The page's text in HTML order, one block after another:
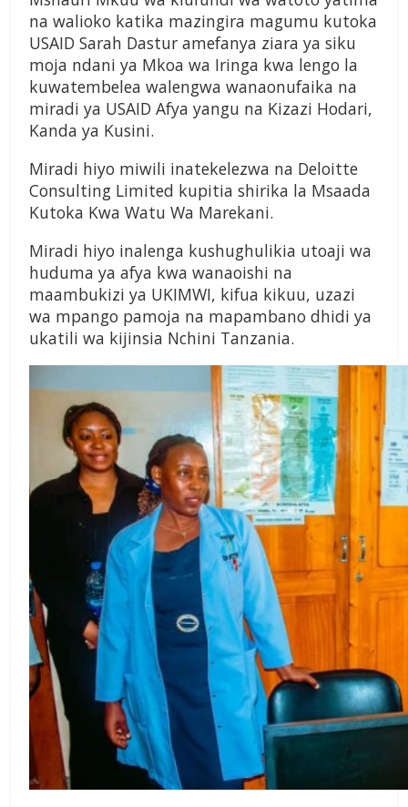
na walioko katika mazingira magumu kutoka
USAID Sarah Dastur amefanya ziara ya siku
moja ndani ya Mkoa wa Iringa kwa lengo la
kuwatembelea walengwa wanaonufaika na
miradi ya USAID Afya yangu na Kizazi Hodari,
Kanda ya Kusini.
Miradi hiyo miwili inatekelezwa na Deloitte
Consulting Limited kupitia shirika la Msaada
Kutoka Kwa Watu Wa Marekani.
Miradi hiyo inalenga kushughulikia utoaji wa
huduma ya afya kwa wanaoishi na
maambukizi ya UKIMWI, kifua kikuu, uzazi
wa mpango pamoja na mapambano dhidi ya
ukatili wa kijinsia Nchini Tanzania.